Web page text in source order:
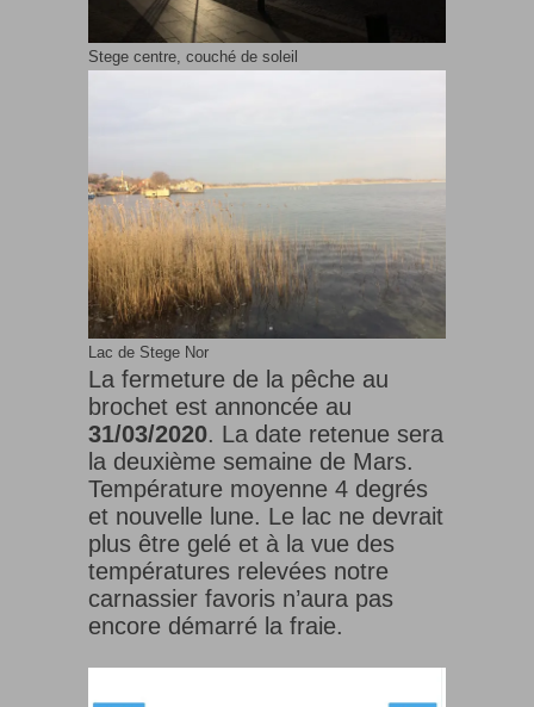
Stege centre, couché de soleil
Lac de Stege Nor
La fermeture de la pêche au
brochet est annoncée au
31/03/2020. La date retenue sera
la deuxième semaine de Mars.
Température moyenne 4 degrés
et nouvelle lune. Le lac ne devrait
plus être gelé et à la vue des
températures relevées notre
carnassier favoris n’aura pas
encore démarré la fraie.